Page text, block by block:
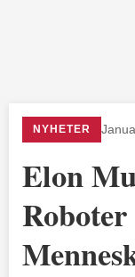
NYHETER
Elon